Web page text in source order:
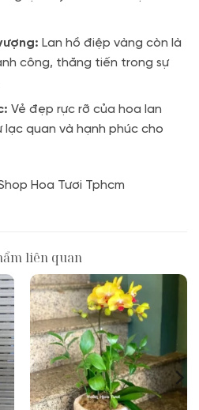
Lan hồ điệp vàng còn là
công, thăng tiến trong sự
Vẻ đẹp rực rỡ của hoa lan
lạc quan và hạnh phúc cho
Hoa Tươi Tphcm
liên quan